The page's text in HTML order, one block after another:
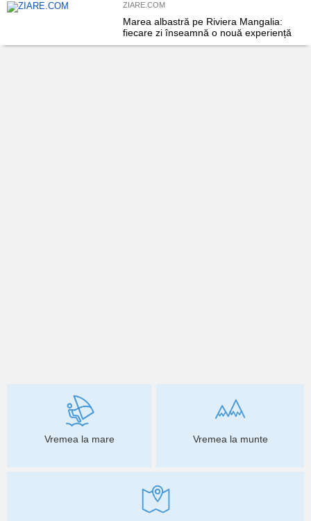
ZIARE.COM
Marea albastră pe Riviera Mangalia:
fiecare zi înseamnă o nouă experiență
Vremea la mare Vremea la munte